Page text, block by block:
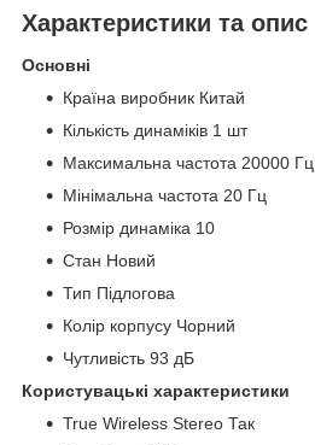
Характеристики та опис
Основні
Країна виробник Китай
Кількість динаміків 1 шт
Максимальна частота 20000 Гц
Мінімальна частота 20 Гц
Розмір динаміка 10
Стан Новий
Тип Підлогова
Колір корпусу Чорний
Чутливість 93 дБ
Користувацькі характеристики
True Wireless Stereo Так